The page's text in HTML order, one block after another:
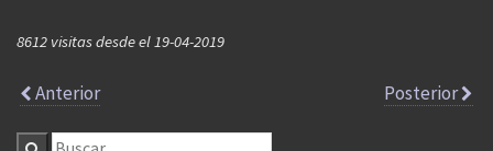
8612 visitas desde el 19-04-2019
Anterior Posterior